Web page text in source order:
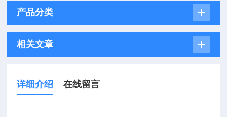
产品分类
相关文章
详细介绍 在线留言